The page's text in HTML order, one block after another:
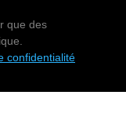
que des
confidentialité